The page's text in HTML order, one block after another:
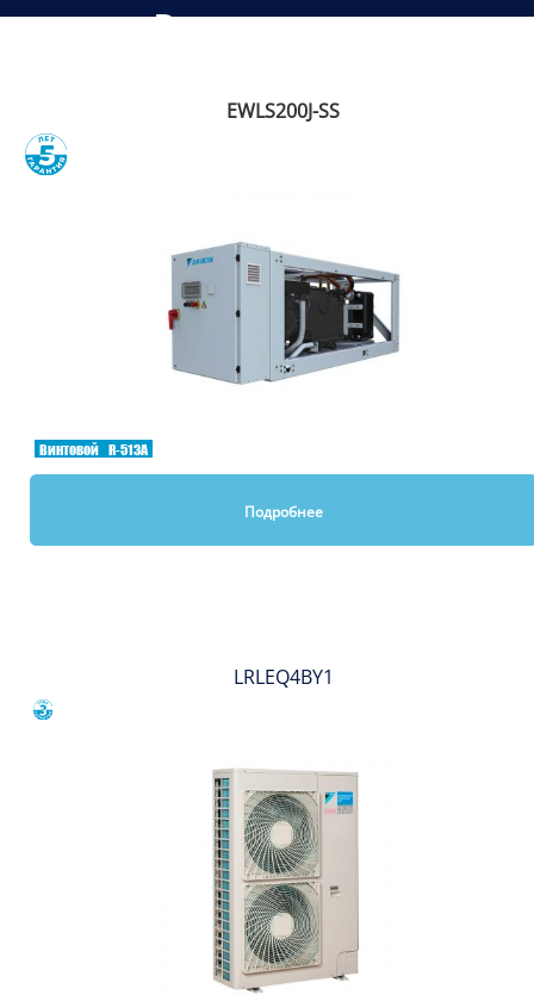
Рекомендуем
EWLS200J-SS
Винтовой R-513A
Подробнее
LRLEQ4BY1